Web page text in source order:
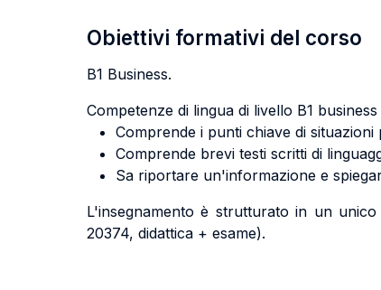
Obiettivi formativi del corso
B1 Business.
Competenze di lingua di livello B1
Comprende i punti chiave di
Comprende brevi testi scritti di
Sa riportare un'informazione e
L'insegnamento è strutturato in un
20374, didattica + esame).